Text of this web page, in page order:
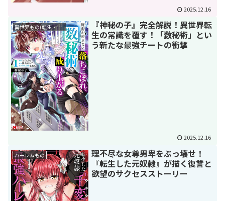
2025.12.16
異世界もの(転生・転移・成り上がり・異世界ファンタジー)
『神秘の子』完全解説！異世界転
生の常識を覆す！「数秘術」とい
う新たな最強チートの衝撃
2025.12.16
ハーレムもの
理不尽な女尊男卑をぶっ壊せ！
『転生した元奴隷』が描く復讐と
欲望のサクセスストーリー